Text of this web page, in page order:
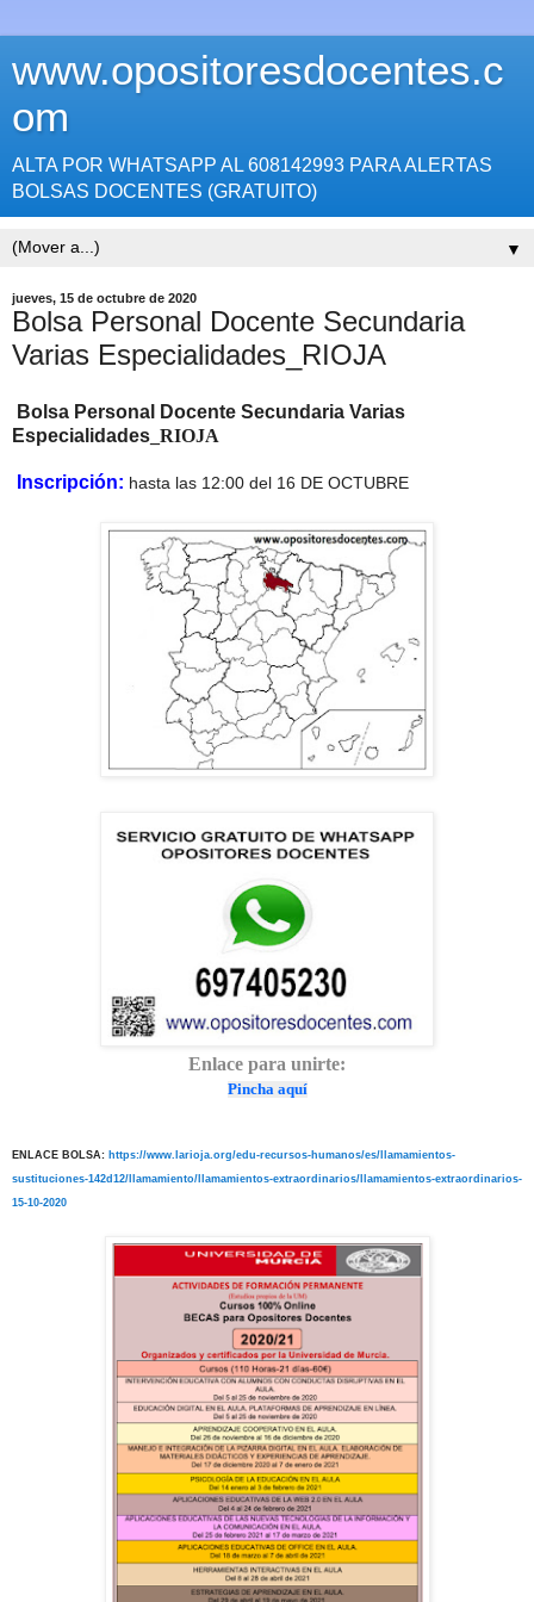
www.opositoresdocentes.c
om
ALTA POR WHATSAPP AL 608142993 PARA ALERTAS
BOLSAS DOCENTES (GRATUITO)
▼
jueves, 15 de octubre de 2020
Bolsa Personal Docente Secundaria
Varias Especialidades_RIOJA
Bolsa Personal Docente Secundaria Varias
Especialidades _RIOJA
Inscripción: hasta las 12:00 del 16 DE OCTUBRE
Enlace para unirte:
Pincha aquí
ENLACE BOLSA: https://www.larioja.org/edu-recursos-humanos/es/llamamientos-
sustituciones-142d12/llamamiento/llamamientos-extraordinarios/llamamientos-extraordinarios-
15-10-2020